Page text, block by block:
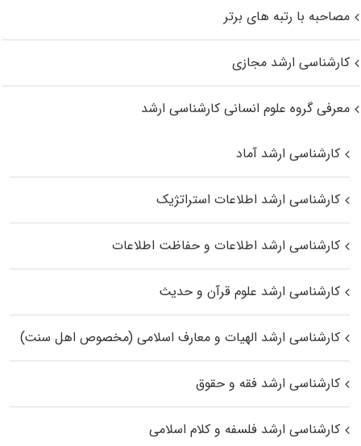
مصاحبه با رتبه های برتر
کارشناسی ارشد مجازی
معرفی گروه علوم انسانی کارشناسی ارشد
کارشناسی ارشد آماد
کارشناسی ارشد اطلاعات استراتژیک
کارشناسی ارشد اطلاعات و حفاظت اطلاعات
کارشناسی ارشد علوم قرآن و حدیث
کارشناسی ارشد الهیات و معارف اسلامی (مخصوص اهل سنت)
کارشناسی ارشد فقه و حقوق
کارشناسی ارشد فلسفه و کلام اسلامی